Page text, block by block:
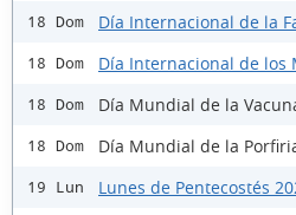
18 Dom Día Internacional de la
18 Dom Día Internacional de los
18 Dom Día Mundial de la
18 Dom Día Mundial de la
19 Lun Lunes de Pentecostés